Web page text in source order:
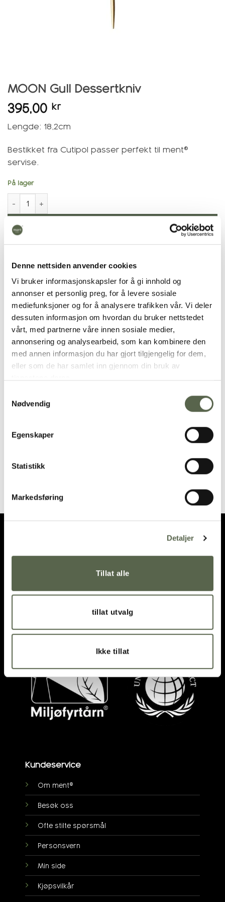
Denne nettsiden anvender cookies
Vi bruker informasjonskapsler for å gi innhold og
annonser et personlig preg, for å levere sosiale
mediefunksjoner og for å analysere trafikken vår. Vi deler
dessuten informasjon om hvordan du bruker nettstedet
vårt, med partnerne våre innen sosiale medier,
annonsering og analysearbeid, som kan kombinere den
med annen informasjon du har gjort tilgjengelig for dem,
eller som de har samlet inn gjennom din bruk av
Nødvendig
Egenskaper
Statistikk
Markedsføring
Detaljer
Tillat alle
tillat utvalg
Ikke tillat
MOON Gull Dessertkniv
395,00 kr
Lengde: 18,2cm
Bestikket fra Cutipol passer perfekt til ment®
servise.
På lager
MOON Gull Dessertkniv antall
Produktnummer:10841
Kategorier: Bestikk,MOON gull
RELATERTE PRODUKTER
Legg i
Legg i
GOA Svart-Stål Biffkniv
Kundeservice
Om ment®
Besøk oss
Ofte stilte spørsmål
Personsvern
Min side
Kjøpsvilkår